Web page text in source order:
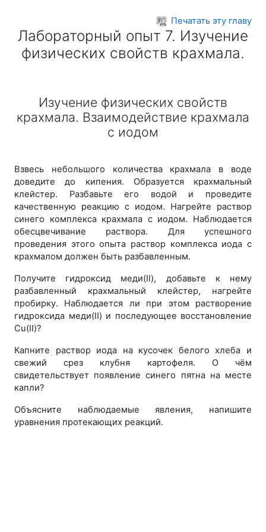
Печатать эту главу
Лабораторный опыт 7. Изучение
физических свойств крахмала.
Изучение физических свойств
крахмала. Взаимодействие крахмала
с иодом
Взвесь небольшого количества крахмала в воде
доведите до кипения. Образуется крахмальный
клейстер. Разбавьте его водой и проведите
качественную реакцию с иодом. Нагрейте раствор
синего комплекса крахмала с иодом. Наблюдается
обесцвечивание раствора. Для успешного
проведения этого опыта раствор комплекса иода с
крахмалом должен быть разбавленным.
Получите гидроксид меди(II), добавьте к нему
разбавленный крахмальный клейстер, нагрейте
пробирку. Наблюдается ли при этом растворение
гидроксида меди(II) и последующее восстановление
Cu(II)?
Капните раствор иода на кусочек белого хлеба и
свежий срез клубня картофеля. О чём
свидетельствует появление синего пятна на месте
капли?
Объясните наблюдаемые явления, напишите
уравнения протекающих реакций.